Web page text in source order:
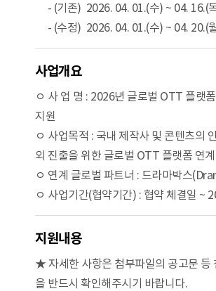
- (기존) 2026. 04. 01.(수) ~ 04. 16.(
- (수정) 2026. 04. 01.(수) ~ 04. 20.(
사업개요
ㅇ 사 업 명 : 2026년 글로벌 OTT 플랫
지원
ㅇ 사업목적 : 국내 제작사 및 콘텐츠의
외 진출을 위한 글로벌 OTT 플랫폼 연
ㅇ 연계 글로벌 파트너 : 드라마박스
ㅇ 사업기간(협약기간) : 협약 체결일 ~
지원내용
★ 자세한 사항은 첨부파일의 공고문 등
을 반드시 확인해주시기 바랍니다.